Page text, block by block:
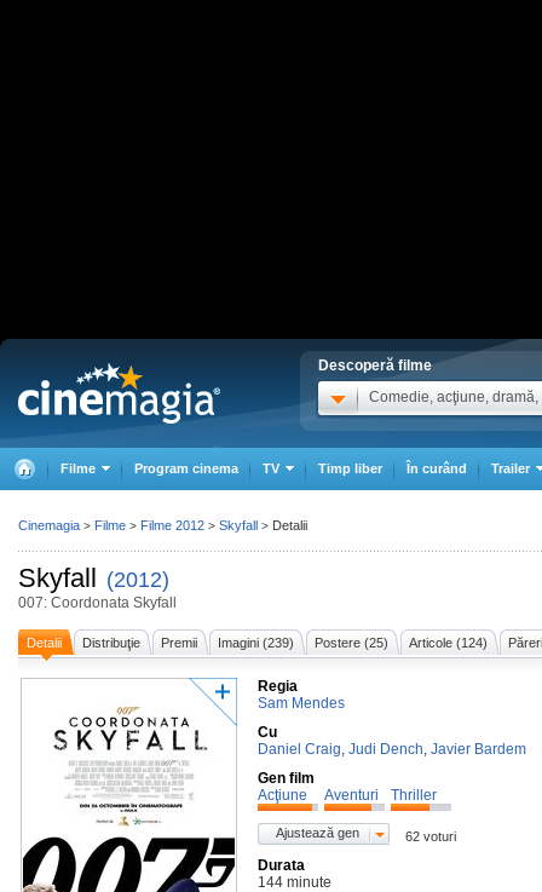
Descoperă filme
Comedie, acţiune, dramă,
Filme Program cinema TV Timp liber În curând Trailer
Skyfall (2012)
007: Coordonata Skyfall
Detalii Distribuţie Premii Imagini (239) Postere (25) Articole (124)
Regia
Sam Mendes
Cu
Daniel Craig, Judi Dench, Javier Bardem
Gen film
Acţiune
Aventuri Thriller
Ajustează gen 62 voturi
Durata
144 minute
Cinemagia > Filme > Filme 2012 > Skyfall > Detalii